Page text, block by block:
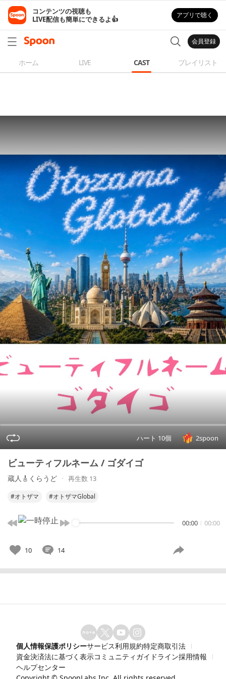
コンテンツの視聴も
LIVE配信も簡単にできるよ👍
アプリで聴く
会員登録
ホーム LIVE CAST プレイリスト
ハート 10個 2spoon
ビューティフルネーム / ゴダイゴ
蔵人🎸くらうど 再生数 13
#オトザマ #オトザマGlobal
00:00 00:00
10 14
個人情報保護ポリシーサービス利用規約特定商取引法
資金決済法に基づく表示コミュニティガイドライン採用情報
ヘルプセンター